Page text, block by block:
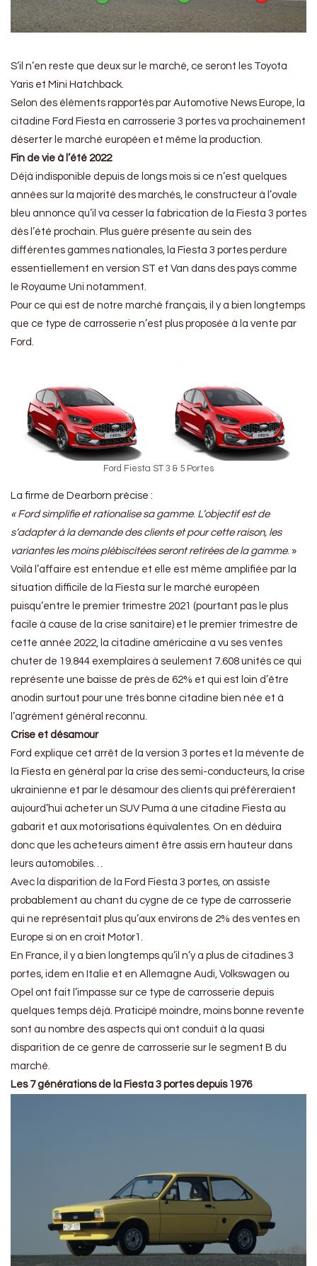
S’il n’en reste que deux sur le marché, ce seront les Toyota
Yaris et Mini Hatchback.
Selon des éléments rapportés par Automotive News Europe, la
citadine Ford Fiesta en carrosserie 3 portes va prochainement
déserter le marché européen et même la production.
Fin de vie à l’été 2022
Déjà indisponible depuis de longs mois si ce n’est quelques
années sur la majorité des marchés, le constructeur à l’ovale
bleu annonce qu’il va cesser la fabrication de la Fiesta 3 portes
dès l’été prochain. Plus guère présente au sein des
différentes gammes nationales, la Fiesta 3 portes perdure
essentiellement en version ST et Van dans des pays comme
le Royaume Uni notamment.
Pour ce qui est de notre marché français, il y a bien longtemps
que ce type de carrosserie n’est plus proposée à la vente par
Ford.
Ford Fiesta ST 3 & 5 Portes
La firme de Dearborn précise :
« Ford simplifie et rationalise sa gamme. L’objectif est de
s’adapter à la demande des clients et pour cette raison, les
variantes les moins plébiscitées seront retirées de la gamme. »
Voilà l’affaire est entendue et elle est même amplifiée par la
situation difficile de la Fiesta sur le marché européen
puisqu’entre le premier trimestre 2021 (pourtant pas le plus
facile à cause de la crise sanitaire) et le premier trimestre de
cette année 2022, la citadine américaine a vu ses ventes
chuter de 19.844 exemplaires à seulement 7.608 unités ce qui
représente une baisse de près de 62% et qui est loin d’être
anodin surtout pour une très bonne citadine bien née et à
l’agrément général reconnu.
Crise et désamour
Ford explique cet arrêt de la version 3 portes et la mévente de
la Fiesta en général par la crise des semi-conducteurs, la crise
ukrainienne et par le désamour des clients qui préféreraient
aujourd’hui acheter un SUV Puma à une citadine Fiesta au
gabarit et aux motorisations équivalentes. On en déduira
donc que les acheteurs aiment être assis ern hauteur dans
leurs automobiles…
Avec la disparition de la Ford Fiesta 3 portes, on assiste
probablement au chant du cygne de ce type de carrosserie
qui ne représentait plus qu’aux environs de 2% des ventes en
Europe si on en croit Motor1.
En France, il y a bien longtemps qu’il n’y a plus de citadines 3
portes, idem en Italie et en Allemagne Audi, Volkswagen ou
Opel ont fait l’impasse sur ce type de carrosserie depuis
quelques temps déjà. Praticipé moindre, moins bonne revente
sont au nombre des aspects qui ont conduit à la quasi
disparition de ce genre de carrosserie sur le segment B du
marché.
Les 7 générations de la Fiesta 3 portes depuis 1976